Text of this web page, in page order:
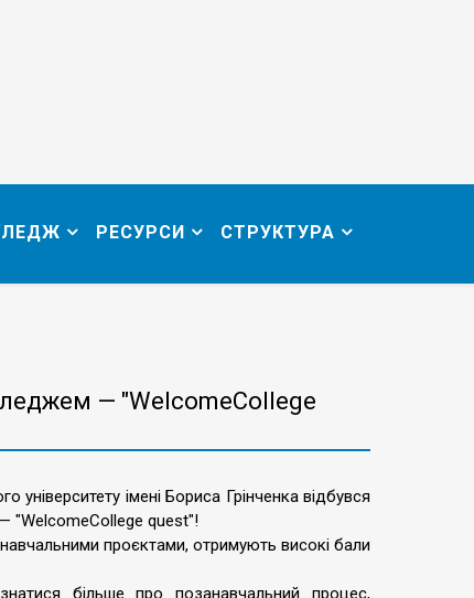
РЕСУРСИ СТРУКТУРА
— "WelcomeCollege
імені Бориса Грінченка відбувся
"WelcomeCollege quest"!
проєктами, отримують високі бали
більше про позанавчальний процес,